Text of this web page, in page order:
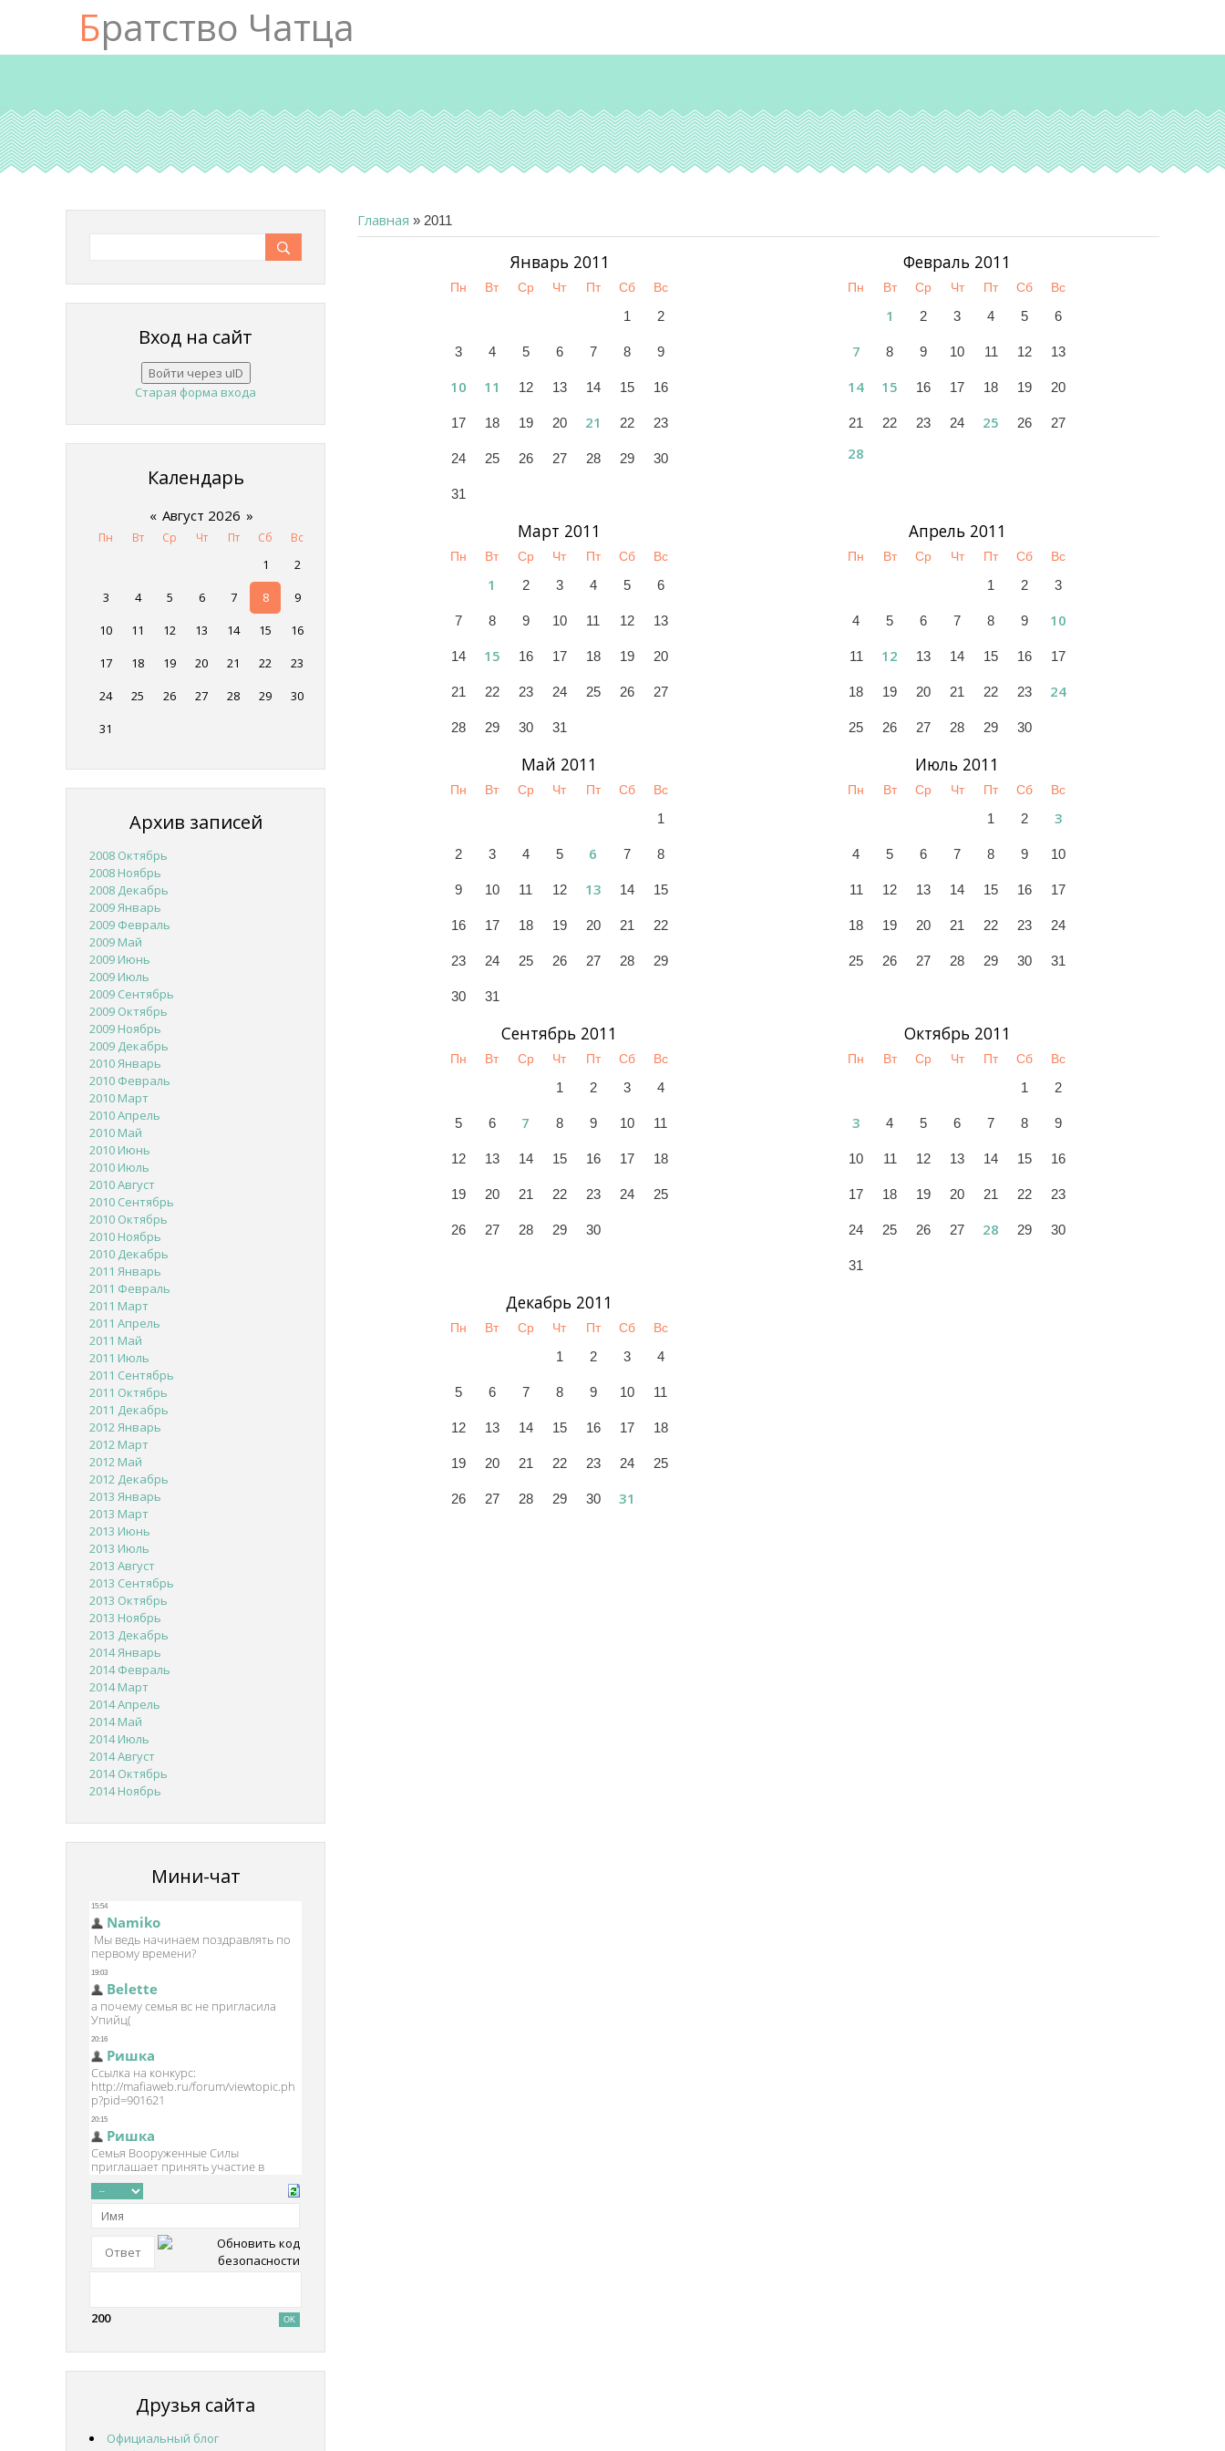
Братство Чатца
Главная » 2011
Январь 2011
Пн Вт Ср Чт Пт Сб Вс
1 2
3 4 5 6 7 8 9
10 11 12 13 14 15 16
17 18 19 20 21 22 23
24 25 26 27 28 29 30
31
Февраль 2011
Пн Вт Ср Чт Пт Сб Вс
1 2 3 4 5 6
7 8 9 10 11 12 13
14 15 16 17 18 19 20
21 22 23 24 25 26 27
28
Март 2011
Пн Вт Ср Чт Пт Сб Вс
1 2 3 4 5 6
7 8 9 10 11 12 13
14 15 16 17 18 19 20
21 22 23 24 25 26 27
28 29 30 31
Апрель 2011
Пн Вт Ср Чт Пт Сб Вс
1 2 3
4 5 6 7 8 9 10
11 12 13 14 15 16 17
18 19 20 21 22 23 24
25 26 27 28 29 30
Май 2011
Пн Вт Ср Чт Пт Сб Вс
1
2 3 4 5 6 7 8
9 10 11 12 13 14 15
16 17 18 19 20 21 22
23 24 25 26 27 28 29
30 31
Июль 2011
Пн Вт Ср Чт Пт Сб Вс
1 2 3
4 5 6 7 8 9 10
11 12 13 14 15 16 17
18 19 20 21 22 23 24
25 26 27 28 29 30 31
Сентябрь 2011
Пн Вт Ср Чт Пт Сб Вс
1 2 3 4
5 6 7 8 9 10 11
12 13 14 15 16 17 18
19 20 21 22 23 24 25
26 27 28 29 30
Октябрь 2011
Пн Вт Ср Чт Пт Сб Вс
1 2
3 4 5 6 7 8 9
10 11 12 13 14 15 16
17 18 19 20 21 22 23
24 25 26 27 28 29 30
31
Декабрь 2011
Пн Вт Ср Чт Пт Сб Вс
1 2 3 4
5 6 7 8 9 10 11
12 13 14 15 16 17 18
19 20 21 22 23 24 25
26 27 28 29 30 31
Вход на сайт
Войти через uID
Старая форма входа
Календарь
« Август 2026 »
Пн Вт Ср Чт Пт Сб Вс
1
2
3
4 5 6 7 8
9
10
11 12 13 14 15
16
17
18 19 20 21 22
23
24
25 26 27 28 29
30
31
Архив записей
2008 Октябрь
2008 Ноябрь
2008 Декабрь
2009 Январь
2009 Февраль
2009 Май
2009 Июнь
2009 Июль
2009 Сентябрь
2009 Октябрь
2009 Ноябрь
2009 Декабрь
2010 Январь
2010 Февраль
2010 Март
2010 Апрель
2010 Май
2010 Июнь
2010 Июль
2010 Август
2010 Сентябрь
2010 Октябрь
2010 Ноябрь
2010 Декабрь
2011 Январь
2011 Февраль
2011 Март
2011 Апрель
2011 Май
2011 Июль
2011 Сентябрь
2011 Октябрь
2011 Декабрь
2012 Январь
2012 Март
2012 Май
2012 Декабрь
2013 Январь
2013 Март
2013 Июнь
2013 Июль
2013 Август
2013 Сентябрь
2013 Октябрь
2013 Ноябрь
2013 Декабрь
2014 Январь
2014 Февраль
2014 Март
2014 Апрель
2014 Май
2014 Июль
2014 Август
2014 Октябрь
2014 Ноябрь
Мини-чат
200
Друзья сайта
Официальный блог